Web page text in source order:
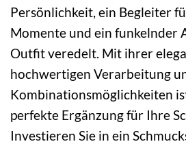
Persönlichkeit, ein Begleiter
Momente und ein funkelnder
Outfit veredelt. Mit ihrer
hochwertigen Verarbeitung
Kombinationsmöglichkeiten
perfekte Ergänzung für Ihre
Investieren Sie in ein